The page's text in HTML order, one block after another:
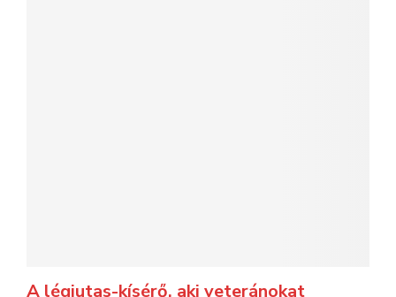
A légiutas-kísérő, aki veteránokat